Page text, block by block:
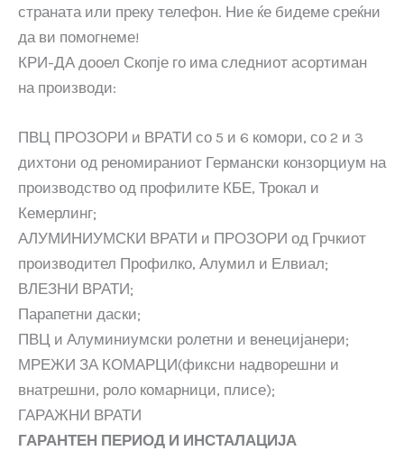
страната или преку телефон. Ние ќе бидеме среќни
да ви помогнеме!
КРИ-ДА дооел Скопје го има следниот асортиман
на производи:
ПВЦ ПРОЗОРИ и ВРАТИ со 5 и 6 комори, со 2 и 3
дихтони од реномираниот Германски конзорциум на
производство од профилите КБЕ, Трокал и
Кемерлинг;
АЛУМИНИУМСКИ ВРАТИ и ПРОЗОРИ од Грчкиот
производител Профилко, Алумил и Елвиал;
ВЛЕЗНИ ВРАТИ;
Парапетни даски;
ПВЦ и Алуминиумски ролетни и венецијанери;
МРЕЖИ ЗА КОМАРЦИ(фиксни надворешни и
внатрешни, роло комарници, плисе);
ГАРАЖНИ ВРАТИ
ГАРАНТЕН ПЕРИОД И ИНСТАЛАЦИЈА